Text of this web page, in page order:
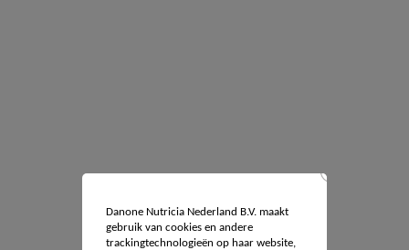
Danone Nutricia Nederland B.V. maakt
gebruik van cookies en andere
trackingtechnologieën op haar website,